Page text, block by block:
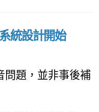
統設計開始
問題，並非事後補